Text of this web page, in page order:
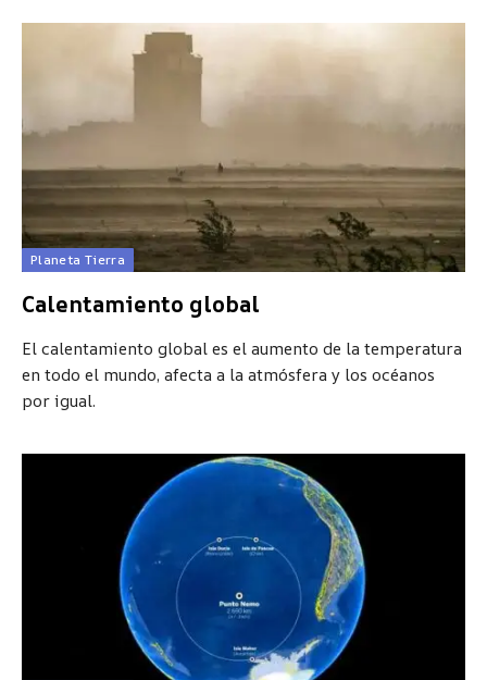
Planeta Tierra
Calentamiento global
El calentamiento global es el aumento de la temperatura
en todo el mundo, afecta a la atmósfera y los océanos
por igual.